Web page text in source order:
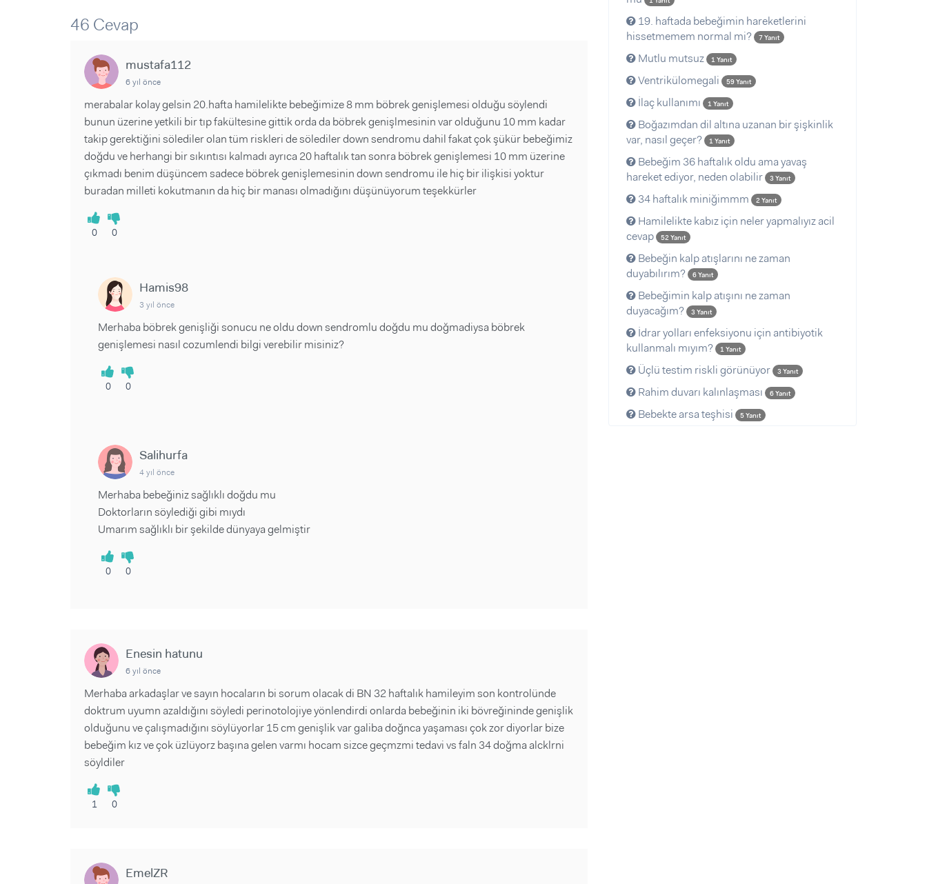
Makaleler
Videolar
46 Cevap
mustafa112
6 yıl önce
merabalar kolay gelsin 20.hafta hamilelikte bebeğimize 8 mm böbrek genişlemesi olduğu söylendi
bunun üzerine yetkili bir tıp fakültesine gittik orda da böbrek genişlmesinin var olduğunu 10 mm kadar
takip gerektiğini sölediler olan tüm riskleri de sölediler down sendromu dahil fakat çok şükür bebeğimiz
doğdu ve herhangi bir sıkıntısı kalmadı ayrıca 20 haftalık tan sonra böbrek genişlemesi 10 mm üzerine
çıkmadı benim düşüncem sadece böbrek genişlemesinin down sendromu ile hiç bir ilişkisi yoktur
buradan milleti kokutmanın da hiç bir manası olmadığını düşünüyorum teşekkürler
0 0
Hamis98
3 yıl önce
Merhaba böbrek genişliği sonucu ne oldu down sendromlu doğdu mu doğmadiysa böbrek
genişlemesi nasıl cozumlendi bilgi verebilir misiniz?
0 0
Salihurfa
4 yıl önce
Merhaba bebeğiniz sağlıklı doğdu mu
Doktorların söylediği gibi mıydı
Umarım sağlıklı bir şekilde dünyaya gelmiştir
0 0
Enesin hatunu
6 yıl önce
Merhaba arkadaşlar ve sayın hocaların bi sorum olacak di BN 32 haftalık hamileyim son kontrolünde
doktrum uyumn azaldığını söyledi perinotolojiye yönlendirdi onlarda bebeğinin iki bövreğininde genişlik
olduğunu ve çalışmadığını söylüyorlar 15 cm genişlik var galiba doğnca yaşaması çok zor diyorlar bize
bebeğim kız ve çok üzlüyorz başına gelen varmı hocam sizce geçmzmi tedavi vs faln 34 doğma alcklrni
söyldiler
1 0
EmelZR
19. haftada bebeğimin hareketlerini
hissetmemem normal mi?
7 Yanıt
Mutlu mutsuz 1 Yanıt
Ventrikülomegali 59 Yanıt
İlaç kullanımı 1 Yanıt
Boğazımdan dil altına uzanan bir şişkinlik
var, nasıl geçer?
1 Yanıt
Bebeğim 36 haftalık oldu ama yavaş
hareket ediyor, neden olabilir
3 Yanıt
34 haftalık miniğimmm 2 Yanıt
Hamilelikte kabız için neler yapmalıyız acil
cevap
52 Yanıt
Bebeğin kalp atışlarını ne zaman
duyabılırım?
6 Yanıt
Bebeğimin kalp atışını ne zaman
duyacağım?
3 Yanıt
İdrar yolları enfeksiyonu için antibiyotik
kullanmalı mıyım?
1 Yanıt
Üçlü testim riskli görünüyor 3 Yanıt
Rahim duvarı kalınlaşması 6 Yanıt
Bebekte arsa teşhisi 5 Yanıt